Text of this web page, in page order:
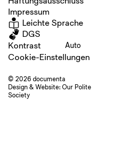
Impressum
Leichte Sprache
DGS
Kontrast
Auto
Cookie-Einstellungen
© 2026 documenta
Design & Website:Our Polite
Society